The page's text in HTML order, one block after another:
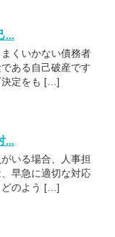
...
くいかない債務者
ある自己破産です
決定をも […]
...
いる場合、人事担
早急に適切な対応
どのよう […]